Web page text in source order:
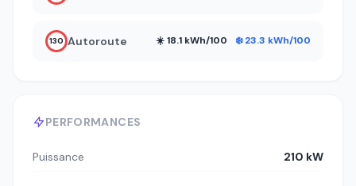
PERFORMANCES
Puissance 210 kW
130 Autoroute ☀️ 18.1 kWh/100 ❄️ 23.3 kWh/100